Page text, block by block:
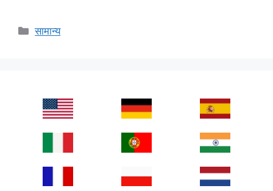
Categories
सामान्य